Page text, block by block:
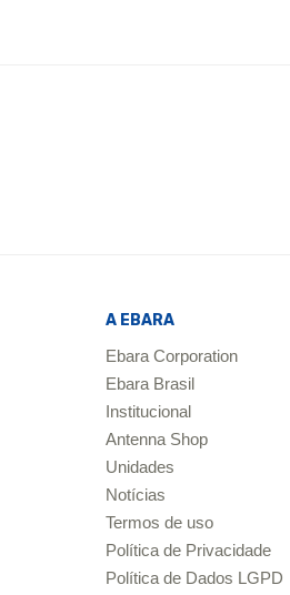
A EBARA
Ebara Corporation
Ebara Brasil
Institucional
Antenna Shop
Unidades
Notícias
Termos de uso
Política de Privacidade
Política de Dados LGPD